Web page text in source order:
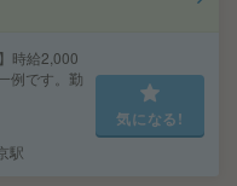
時給2,000
例です。勤
駅
気になる!